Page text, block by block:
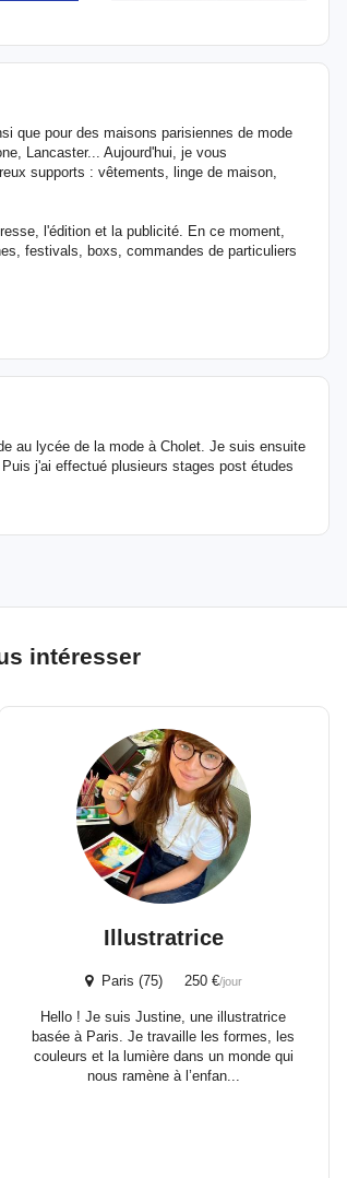
que pour des maisons parisiennes de mode
Lancaster... Aujourd'hui, je vous
supports : vêtements, linge de maison,
l'édition et la publicité. En ce moment,
festivals, boxs, commandes de particuliers
au lycée de la mode à Cholet. Je suis ensuite
j'ai effectué plusieurs stages post études
intéresser
Illustratrice
Paris (75) 250 €/jour
Hello ! Je suis Justine, une illustratrice
basée à Paris. Je travaille les formes, les
couleurs et la lumière dans un monde qui
nous ramène à l’enfan...